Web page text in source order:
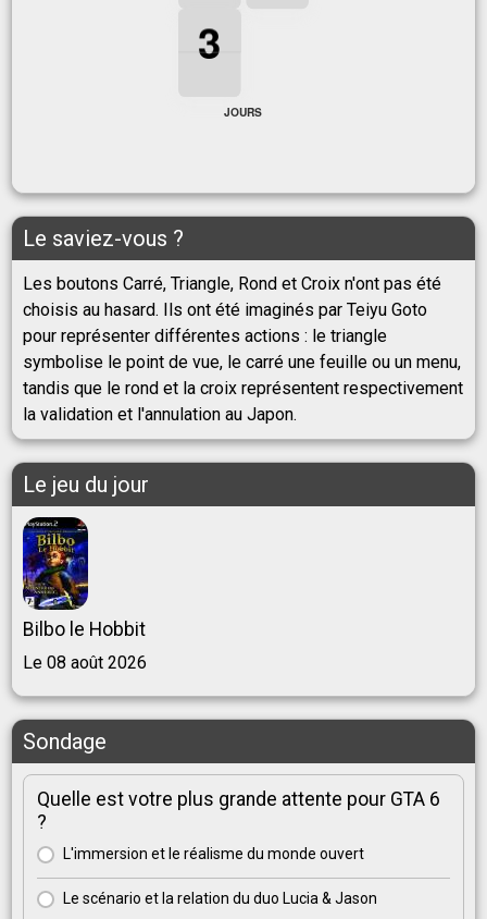
3
3
3
3
JOURS
Le saviez-vous ?
Les boutons Carré, Triangle, Rond et Croix n'ont pas été
choisis au hasard. Ils ont été imaginés par Teiyu Goto
pour représenter différentes actions : le triangle
symbolise le point de vue, le carré une feuille ou un menu,
tandis que le rond et la croix représentent respectivement
la validation et l'annulation au Japon.
Le jeu du jour
Bilbo le Hobbit
Le 08 août 2026
Sondage
Quelle est votre plus grande attente pour GTA 6
?
L'immersion et le réalisme du monde ouvert
Le scénario et la relation du duo Lucia & Jason